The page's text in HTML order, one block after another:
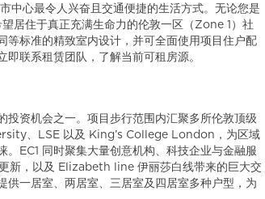
中心最令人兴奋且交通便捷的生活方式。无论您是
居住于真正充满生命力的伦敦一区（Zone 1）社
标准的精致室内设计，并可全面使用项目住户配
联系租赁团队，了解当前可租房源。
资机会之一。项目步行范围内汇聚多所伦敦顶级
、LSE 以及 King’s College London，为区域
EC1 同时聚集大量创意机构、科技企业与金融服
新，以及 Elizabeth line 伊丽莎白线带来的巨大交
供一居室、两居室、三居室及四居室多种户型，为